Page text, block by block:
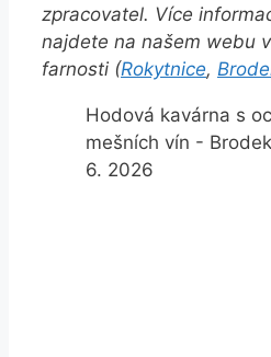
zpracovatel. Více
najdete na našem webu
farnosti (Rokytnice,
Hodová kavárna s
mešních vín -
6. 2026